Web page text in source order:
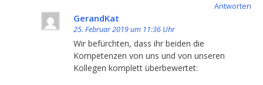
Antworten
GerandKat
25. Februar 2019 um 11:36 Uhr
Wir befürchten, dass ihr beiden die
Kompetenzen von uns und von unseren
Kollegen komplett überbewertet: